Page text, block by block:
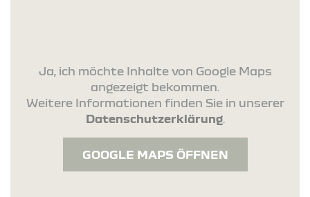
Ja, ich möchte Inhalte von Google Maps
angezeigt bekommen.
Weitere Informationen finden Sie in unserer
Datenschutzerklärung.
GOOGLE MAPS ÖFFNEN